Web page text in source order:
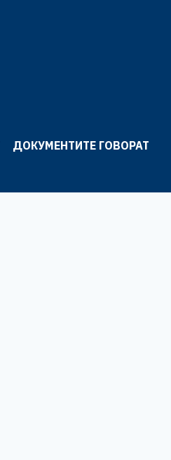
ДОКУМЕНТИТЕ ГОВОРАТ